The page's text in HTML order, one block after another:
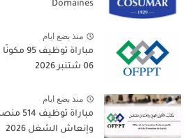
Domaines
منذ بضع ايام
مباراة
06 شتنبر 2026
منذ بضع ايام
وإنعاش الشغل 2026